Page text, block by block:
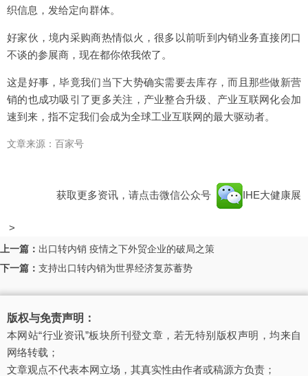
织信息，发给定向群体。
好家伙，境内采购商热情似火，很多以前听到内销业务直接闭口
不谈的参展商，现在都你侬我侬了。
这是好事，毕竟我们当下大势确实需要去库存，而且那些做新营
销的也成功吸引了更多关注，产业整合升级、产业互联网化会加
速到来，指不定我们会成为全球工业互联网的最大驱动者。
文章来源：百家号
获取更多资讯，请点击微信公众号 IHE大健康展
>
上一篇： 出口转内销 疫情之下外贸企业的破局之策
下一篇： 支持出口转内销为世界经济复苏蓄势
版权与免责声明：
本网站“行业资讯”板块所刊登文章，若无特别版权声明，均来自
网络转载；
文章观点不代表本网立场，其真实性由作者或稿源方负责；